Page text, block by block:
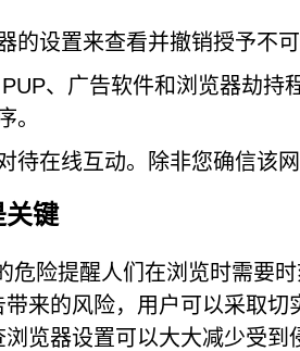
的设置来查看并撤销授予不
、广告软件和浏览器劫持
。
待在线互动。除非您确信该
关键
危险提醒人们在浏览时需要
来的风险，用户可以采取切
览器设置可以大大减少受